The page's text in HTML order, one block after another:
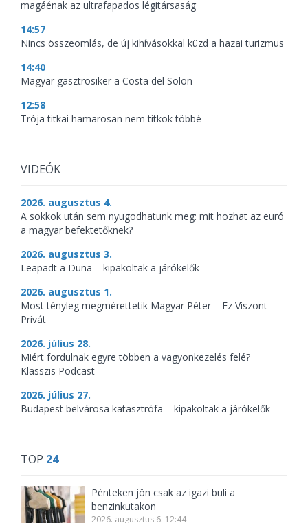
magáénak az ultrafapados légitársaság
14:57
Nincs összeomlás, de új kihívásokkal küzd a hazai turizmus
14:40
Magyar gasztrosiker a Costa del Solon
12:58
Trója titkai hamarosan nem titkok többé
VIDEÓK
2026. augusztus 4.
A sokkok után sem nyugodhatunk meg: mit hozhat az euró
a magyar befektetőknek?
2026. augusztus 3.
Leapadt a Duna – kipakoltak a járókelők
2026. augusztus 1.
Most tényleg megmérettetik Magyar Péter – Ez Viszont
Privát
2026. július 28.
Miért fordulnak egyre többen a vagyonkezelés felé?
Klasszis Podcast
2026. július 27.
Budapest belvárosa katasztrófa – kipakoltak a járókelők
TOP 24
Pénteken jön csak az igazi buli a
benzinkutakon
2026. augusztus 6. 12:44